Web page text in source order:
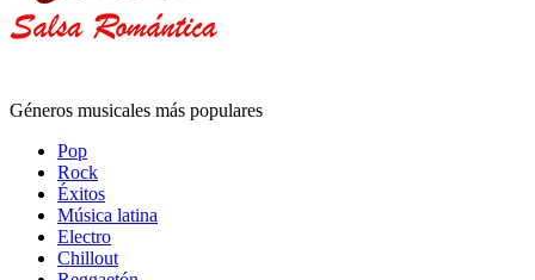
Géneros musicales más populares
Pop
Rock
Éxitos
Música latina
Electro
Chillout